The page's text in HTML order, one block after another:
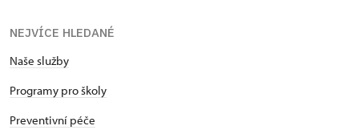
NEJVÍCE HLEDANÉ
Naše služby
Programy pro školy
Preventivní péče